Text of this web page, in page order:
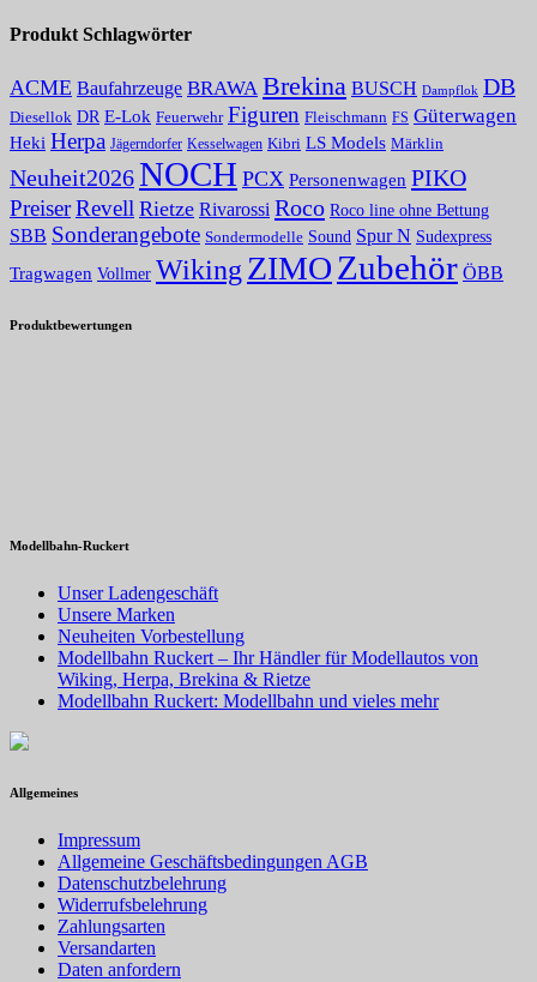
Produkt Schlagwörter
ACME Baufahrzeuge BRAWA Brekina BUSCH Dampflok DB
Diesellok DR E-Lok Feuerwehr Figuren Fleischmann FS Güterwagen
Heki Herpa Jägerndorfer Kesselwagen Kibri LS Models Märklin
Neuheit2026NOCH PCX Personenwagen PIKO
PreiserRevell Rietze Rivarossi Roco Roco line ohne Bettung
SBB Sonderangebote Sondermodelle Sound Spur N Sudexpress
Tragwagen Vollmer Wiking ZIMOZubehör ÖBB
Produktbewertungen
Modellbahn-Ruckert
Unser Ladengeschäft
Unsere Marken
Neuheiten Vorbestellung
Modellbahn Ruckert – Ihr Händler für Modellautos von
Wiking, Herpa, Brekina & Rietze
Modellbahn Ruckert: Modellbahn und vieles mehr
Allgemeines
Impressum
Allgemeine Geschäftsbedingungen AGB
Datenschutzbelehrung
Widerrufsbelehrung
Zahlungsarten
Versandarten
Daten anfordern